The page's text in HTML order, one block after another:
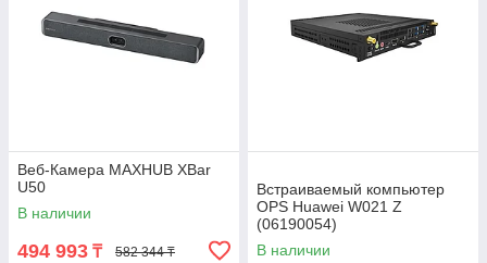
Веб-Камера MAXHUB XBar
U50
В наличии
494 993 ₸ 582 344 ₸
Встраиваемый компьютер
OPS Huawei W021 Z
(06190054)
В наличии